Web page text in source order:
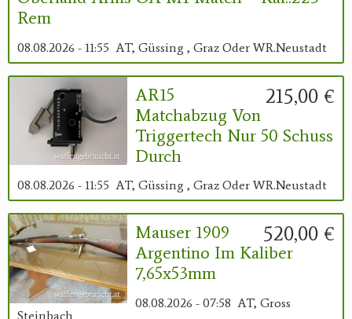
Rem
08.08.2026 - 11:55 AT, Güssing , Graz Oder WR.Neustadt
215,00 €
AR15
Matchabzug Von
Triggertech Nur 50 Schuss
Durch
08.08.2026 - 11:55 AT, Güssing , Graz Oder WR.Neustadt
520,00 €
Mauser 1909
Argentino Im Kaliber
7,65x53mm
08.08.2026 - 07:58 AT, Gross
Steinbach